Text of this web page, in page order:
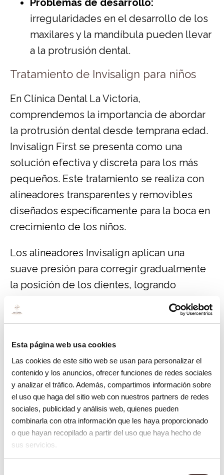
Esta página web usa cookies
Las cookies de este sitio web se usan para personalizar el
contenido y los anuncios, ofrecer funciones de redes sociales
y analizar el tráfico. Además, compartimos información sobre
el uso que haga del sitio web con nuestros partners de redes
sociales, publicidad y análisis web, quienes pueden
combinarla con otra información que les haya proporcionado
o que hayan recopilado a partir del uso que haya hecho de
sus servicios.
Problemas de desarrollo:
irregularidades en el desarrollo de los
maxilares y la mandíbula pueden llevar
a la protrusión dental.
Tratamiento de Invisalign para niños
En Clínica Dental La Victoria,
comprendemos la importancia de abordar
la protrusión dental desde temprana edad.
Invisalign First se presenta como una
solución efectiva y discreta para los más
pequeños. Este tratamiento se realiza con
alineadores transparentes y removibles
diseñados específicamente para la boca en
crecimiento de los niños.
Los alineadores Invisalign aplican una
suave presión para corregir gradualmente
la posición de los dientes, logrando
resultados notables sin la necesidad de
brackets metálicos visibles.
Tratamiento de Invisalign para
Invisalign para adolescentes ofrece una
alternativa estética y cómoda para corregir
la protrusión dental. Estos alineadores son
prácticamente invisibles y pueden retirarse
para comer y cepillarse, permitiendo a los
adolescentes mantener una rutina de